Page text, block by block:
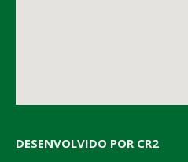
DESENVOLVIDO POR CR2